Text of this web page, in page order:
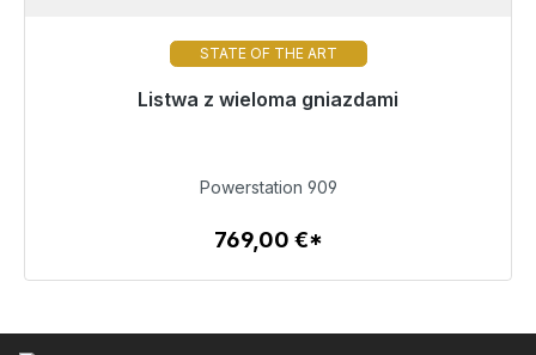
STATE OF THE ART
Listwa z wieloma gniazdami
Gotowy do natychmiastowej wysyłki, czas dostawy
769,00 €
Szczegóły
Powerstation 909
769,00 €*